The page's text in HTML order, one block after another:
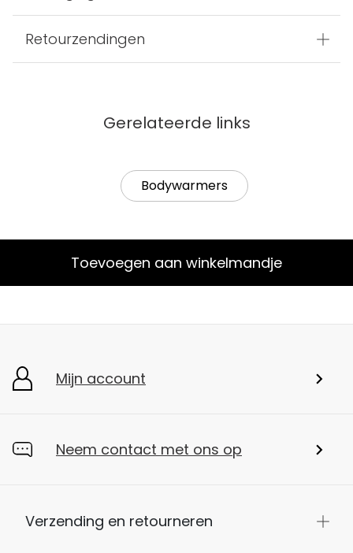
Retourzendingen
Gerelateerde links
Bodywarmers
Toevoegen aan winkelmandje
Mijn account
Neem contact met ons op
Verzending en retourneren